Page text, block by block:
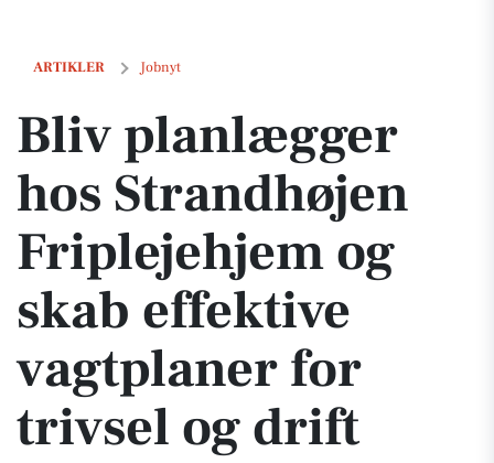
ARTIKLER Jobnyt
Bliv planlægger hos Strandhøjen Friplejehjem og skab effektive
Bliv planlægger
hos Strandhøjen
Friplejehjem og
skab effektive
vagtplaner for
trivsel og drift